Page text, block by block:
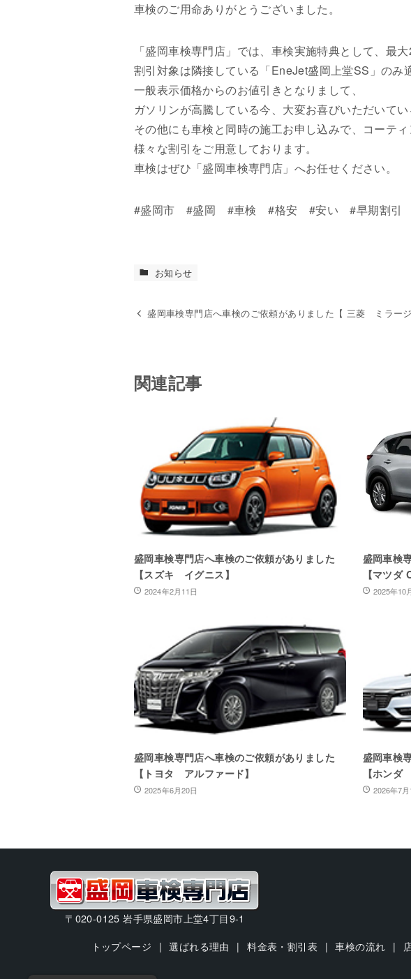
車検のご用命ありがとうございました。
「盛岡車検専門店」では、車検実施特典として、最
割引対象は隣接している「EneJet盛岡上堂SS」のみ
一般表示価格からのお値引きとなりまして、
ガソリンが高騰している今、大変お喜びいただいてい
その他にも車検と同時の施工お申し込みで、コーテ
様々な割引をご用意しております。
車検はぜひ「盛岡車検専門店」へお任せください。
#盛岡市 #盛岡 #車検 #格安 #安い #早期割引
お知らせ
盛岡車検専門店へ車検のご依頼がありました【 三菱 ミラージ
関連記事
盛岡車検専門店へ車検のご依頼がありました
【スズキ イグニス】
2024年2月11日
盛岡車検
【マツダ
2025年10
盛岡車検専門店へ車検のご依頼がありました
【トヨタ アルファード】
2025年6月20日
盛岡車検
【ホンダ
2026年7
〒020-0125 岩手県盛岡市上堂4丁目9-1
トップページ 選ばれる理由 料金表・割引表 車検の流れ